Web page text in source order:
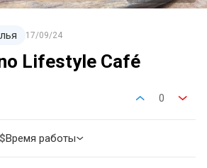
17/09/24
Lifestyle Café
0
$Время работы